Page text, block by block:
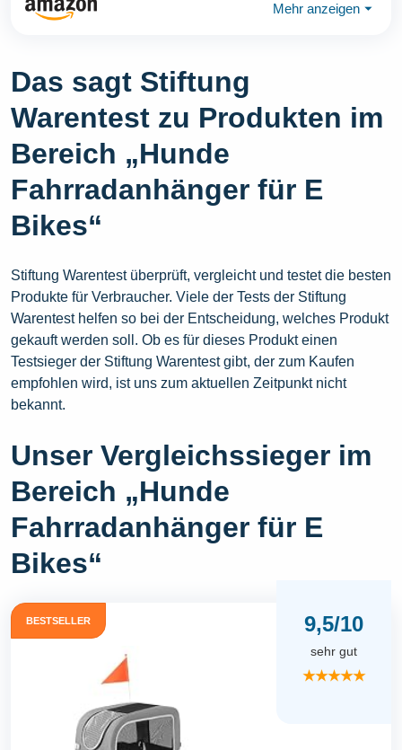
Mehr anzeigen ⏷
Das sagt Stiftung
Warentest zu Produkten im
Bereich „Hunde
Fahrradanhänger für E
Bikes“
Stiftung Warentest überprüft, vergleicht und testet die besten
Produkte für Verbraucher. Viele der Tests der Stiftung
Warentest helfen so bei der Entscheidung, welches Produkt
gekauft werden soll. Ob es für dieses Produkt einen
Testsieger der Stiftung Warentest gibt, der zum Kaufen
empfohlen wird, ist uns zum aktuellen Zeitpunkt nicht
bekannt.
Unser Vergleichssieger im
Bereich „Hunde
Fahrradanhänger für E
Bikes“
BESTSELLER 9,5/10
sehr gut
★★★★★